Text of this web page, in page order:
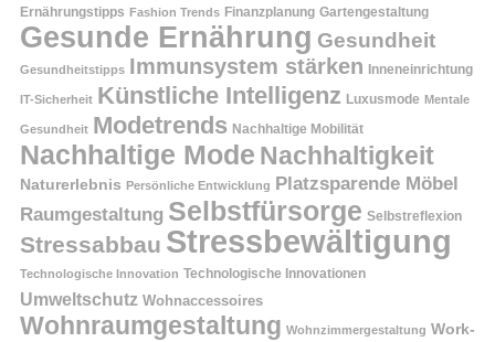
Ernährungstipps Fashion Trends Finanzplanung Gartengestaltung
Gesunde Ernährung Gesundheit
Gesundheitstipps Immunsystem stärken Inneneinrichtung
IT-Sicherheit Künstliche Intelligenz Luxusmode Mentale
Gesundheit Modetrends Nachhaltige Mobilität
Nachhaltige Mode Nachhaltigkeit
Naturerlebnis Persönliche Entwicklung Platzsparende Möbel
Raumgestaltung Selbstfürsorge Selbstreflexion
Stressabbau Stressbewältigung
Technologische Innovation Technologische Innovationen
Umweltschutz Wohnaccessoires
Wohnraumgestaltung Wohnzimmergestaltung Work-